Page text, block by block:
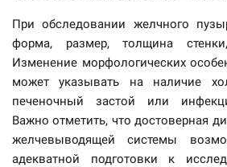
При обследовании желчного
форма, размер, толщина
Изменение морфологических
может указывать на наличие
печеночный застой или
Важно отметить, что достоверная
желчевыводящей системы
адекватной подготовки к